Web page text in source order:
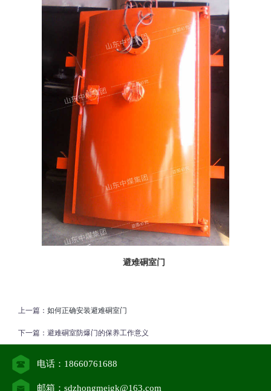
避难硐室门
上一篇： 如何正确安装避难硐室门
下一篇： 避难硐室防爆门的保养工作意义
电话：18660761688
邮箱：sdzhongmeigk@163.com